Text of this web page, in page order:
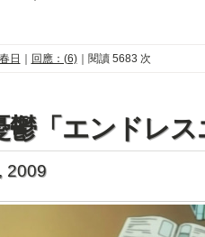
日 回應：(6)｜閱讀 5683 次
鬱「エンドレ
2009